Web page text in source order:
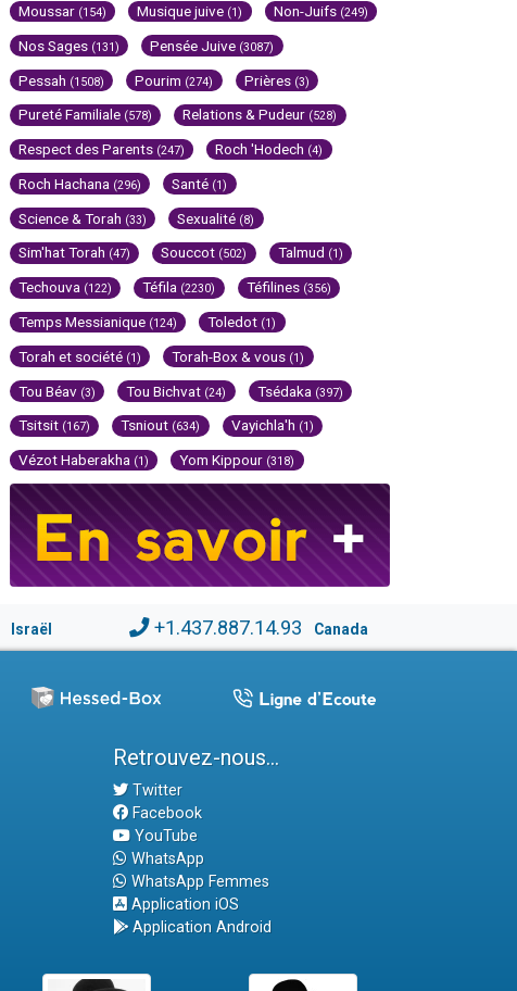
Moussar (154) Musique juive (1) Non-Juifs (249)
Nos Sages (131) Pensée Juive (3087)
Pessah (1508) Pourim (274) Prières (3)
Pureté Familiale (578) Relations & Pudeur (528)
Respect des Parents (247) Roch 'Hodech (4)
Roch Hachana (296) Santé (1)
Science & Torah (33) Sexualité (8)
Sim'hat Torah (47) Souccot (502) Talmud (1)
Techouva (122) Téfila (2230) Téfilines (356)
Temps Messianique (124) Toledot (1)
Torah et société (1) Torah-Box & vous (1)
Tou Béav (3) Tou Bichvat (24) Tsédaka (397)
Tsitsit (167) Tsniout (634) Vayichla'h (1)
Vézot Haberakha (1) Yom Kippour (318)
Israël +1.437.887.14.93 Canada
Retrouvez-nous...
Twitter
Facebook
YouTube
WhatsApp
WhatsApp Femmes
Application iOS
Application Android